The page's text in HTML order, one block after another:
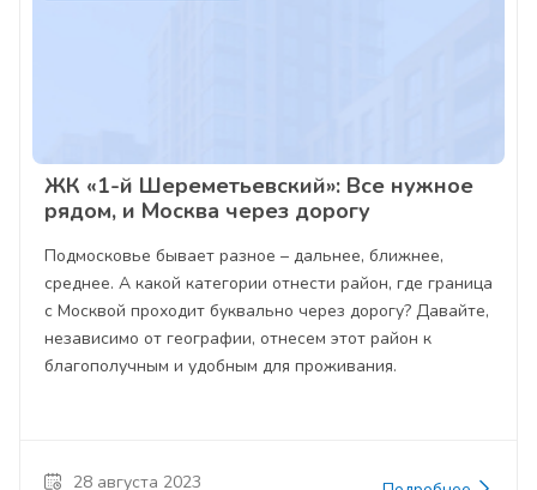
ЖК «1-й Шереметьевский»: Все нужное
рядом, и Москва через дорогу
Подмосковье бывает разное – дальнее, ближнее,
среднее. А какой категории отнести район, где граница
с Москвой проходит буквально через дорогу? Давайте,
независимо от географии, отнесем этот район к
благополучным и удобным для проживания.
28 августа 2023